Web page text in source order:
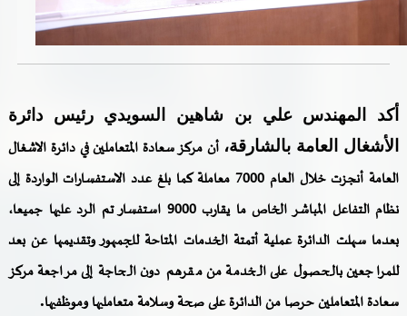
خدمات الأفراد
خدمات الشركات
خدمات الجهات الحكومية
المكتبة الإلكترونية
أكد المهندس علي بن شاهين السويدي رئيس دائرة
الأشغال العامة بالشارقة، أن مركز سعادة المتعاملين في دائرة الاشغال
العامة أنجزت خلال العام 7000 معاملة كما بلغ عدد الاستفسارات الواردة إلى
نظام التفاعل المباشر الخاص ما يقارب 9000 استفسار تم الرد عليها جميعا،
بعدما سهلت الدائرة عملية أتمتة الخدمات المتاحة للجمهور وتقديمها عن بعد
للمراجعين بالحصول على الخدمة من مقرهم دون الحاجة إلى مراجعة مركز
سعادة المتعاملين حرصا من الدائرة على صحة وسلامة متعامليها وموظفيها.